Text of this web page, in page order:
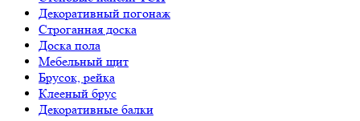
Декоративный погонаж
Строганная доска
Доска пола
Мебельный щит
Брусок, рейка
Клееный брус
Декоративные балки